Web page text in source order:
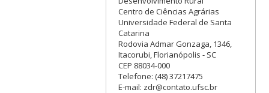
Centro de Ciências Agrárias
Universidade Federal de Santa
Catarina
Rodovia Admar Gonzaga, 1346,
Itacorubi, Florianópolis - SC
CEP 88034-000
Telefone: (48) 37217475
E-mail: zdr@contato.ufsc.br